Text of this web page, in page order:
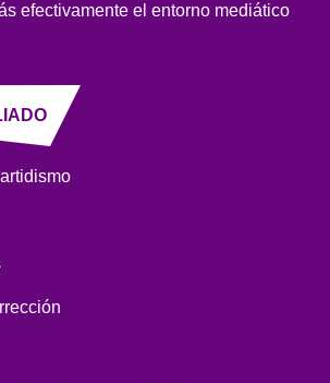
efectivamente el entorno mediático